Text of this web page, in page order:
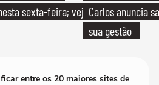
sexta-feira; veja Carlos anuncia
sua gestão
entre os 20 maiores sites de